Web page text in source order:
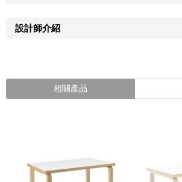
設計師介紹
相關產品